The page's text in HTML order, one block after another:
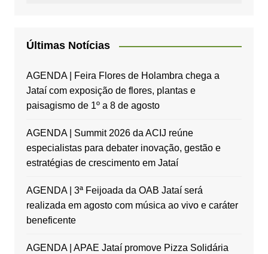
Últimas Notícias
AGENDA | Feira Flores de Holambra chega a
Jataí com exposição de flores, plantas e
paisagismo de 1º a 8 de agosto
AGENDA | Summit 2026 da ACIJ reúne
especialistas para debater inovação, gestão e
estratégias de crescimento em Jataí
AGENDA | 3ª Feijoada da OAB Jataí será
realizada em agosto com música ao vivo e caráter
beneficente
AGENDA | APAE Jataí promove Pizza Solidária